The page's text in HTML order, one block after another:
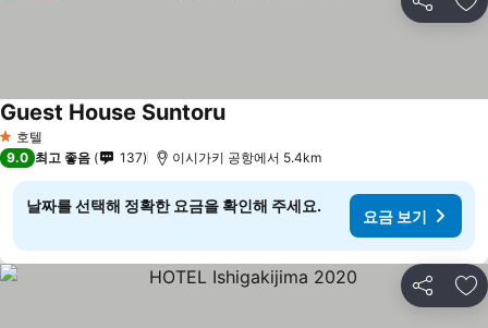
공유 즐
1 성급
호텔
Guest House Suntoru요금 보기
9.0 최고 좋음 137 이시가키 공항에서 5.4km
날짜를 선택해 정확한 요금을 확인해 주세요.
요금 보기
공유 즐